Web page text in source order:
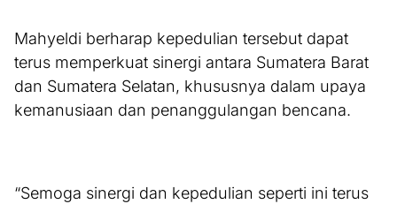
Mahyeldi berharap kepedulian tersebut dapat
terus memperkuat sinergi antara Sumatera Barat
dan Sumatera Selatan, khususnya dalam upaya
kemanusiaan dan penanggulangan bencana.
“Semoga sinergi dan kepedulian seperti ini terus